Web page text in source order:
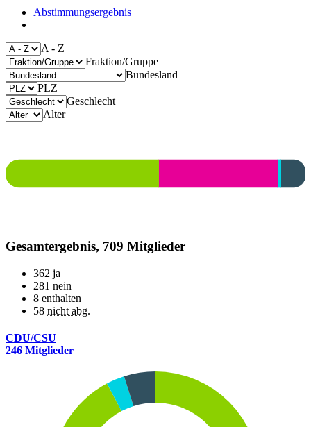
Abstimmungsergebnis
A - Z
Fraktion/Gruppe
Bundesland
PLZ
Geschlecht
Alter
Gesamtergebnis, 709 Mitglieder
362 ja
281 nein
8 enthalten
58 nicht abg.
CDU/CSU
246 Mitglieder